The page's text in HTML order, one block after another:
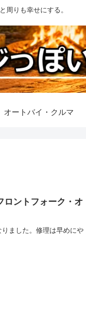
周りも幸せにする。
オートバイ・クルマ
ロントフォーク・オ
ました。修理は早めにや